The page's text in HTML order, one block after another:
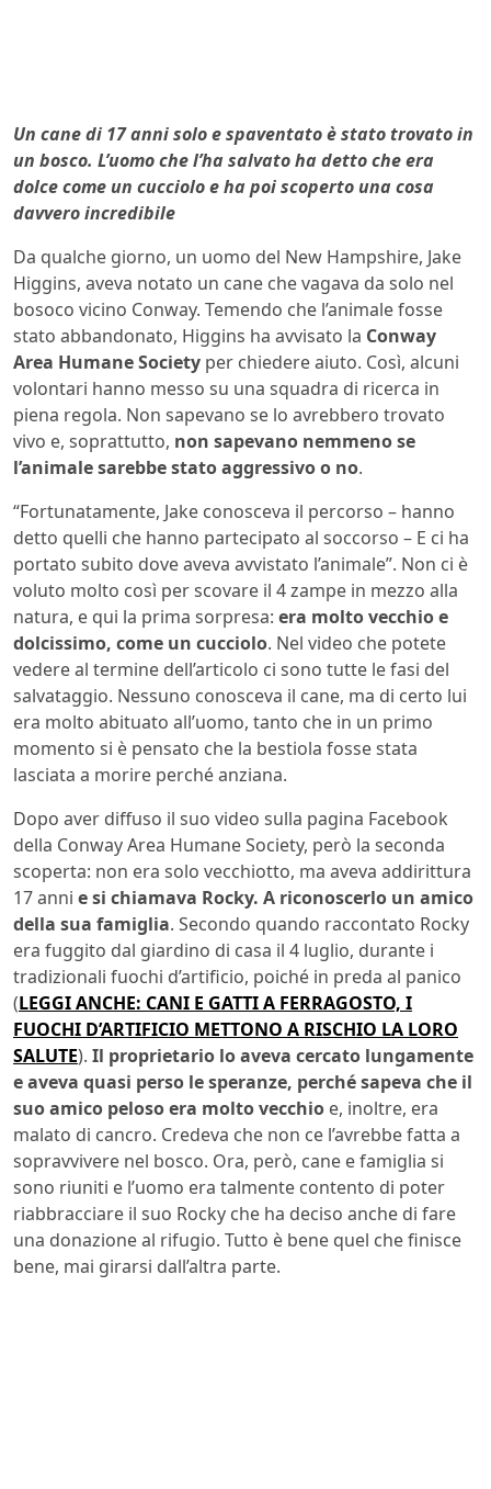
Un cane di 17 anni solo e spaventato è stato trovato in
un bosco. L’uomo che l’ha salvato ha detto che era
dolce come un cucciolo e ha poi scoperto una cosa
davvero incredibile
Da qualche giorno, un uomo del New Hampshire, Jake
Higgins, aveva notato un cane che vagava da solo nel
bosoco vicino Conway. Temendo che l’animale fosse
stato abbandonato, Higgins ha avvisato la Conway
Area Humane Society per chiedere aiuto. Così, alcuni
volontari hanno messo su una squadra di ricerca in
piena regola. Non sapevano se lo avrebbero trovato
vivo e, soprattutto, non sapevano nemmeno se
l’animale sarebbe stato aggressivo o no.
“Fortunatamente, Jake conosceva il percorso – hanno
detto quelli che hanno partecipato al soccorso – E ci ha
portato subito dove aveva avvistato l’animale”. Non ci è
voluto molto così per scovare il 4 zampe in mezzo alla
natura, e qui la prima sorpresa: era molto vecchio e
dolcissimo, come un cucciolo. Nel video che potete
vedere al termine dell’articolo ci sono tutte le fasi del
salvataggio. Nessuno conosceva il cane, ma di certo lui
era molto abituato all’uomo, tanto che in un primo
momento si è pensato che la bestiola fosse stata
lasciata a morire perché anziana.
Dopo aver diffuso il suo video sulla pagina Facebook
della Conway Area Humane Society, però la seconda
scoperta: non era solo vecchiotto, ma aveva addirittura
17 anni e si chiamava Rocky. A riconoscerlo un amico
della sua famiglia. Secondo quando raccontato Rocky
era fuggito dal giardino di casa il 4 luglio, durante i
tradizionali fuochi d’artificio, poiché in preda al panico
(LEGGI ANCHE: CANI E GATTI A FERRAGOSTO, I
FUOCHI D’ARTIFICIO METTONO A RISCHIO LA LORO
SALUTE). Il proprietario lo aveva cercato lungamente
e aveva quasi perso le speranze, perché sapeva che il
suo amico peloso era molto vecchio e, inoltre, era
malato di cancro. Credeva che non ce l’avrebbe fatta a
sopravvivere nel bosco. Ora, però, cane e famiglia si
sono riuniti e l’uomo era talmente contento di poter
riabbracciare il suo Rocky che ha deciso anche di fare
una donazione al rifugio. Tutto è bene quel che finisce
bene, mai girarsi dall’altra parte.